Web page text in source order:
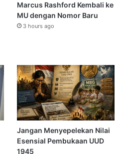
Marcus Rashford Kembali ke
MU dengan Nomor Baru
3 hours ago
Jangan Menyepelekan Nilai
Esensial Pembukaan UUD
1945